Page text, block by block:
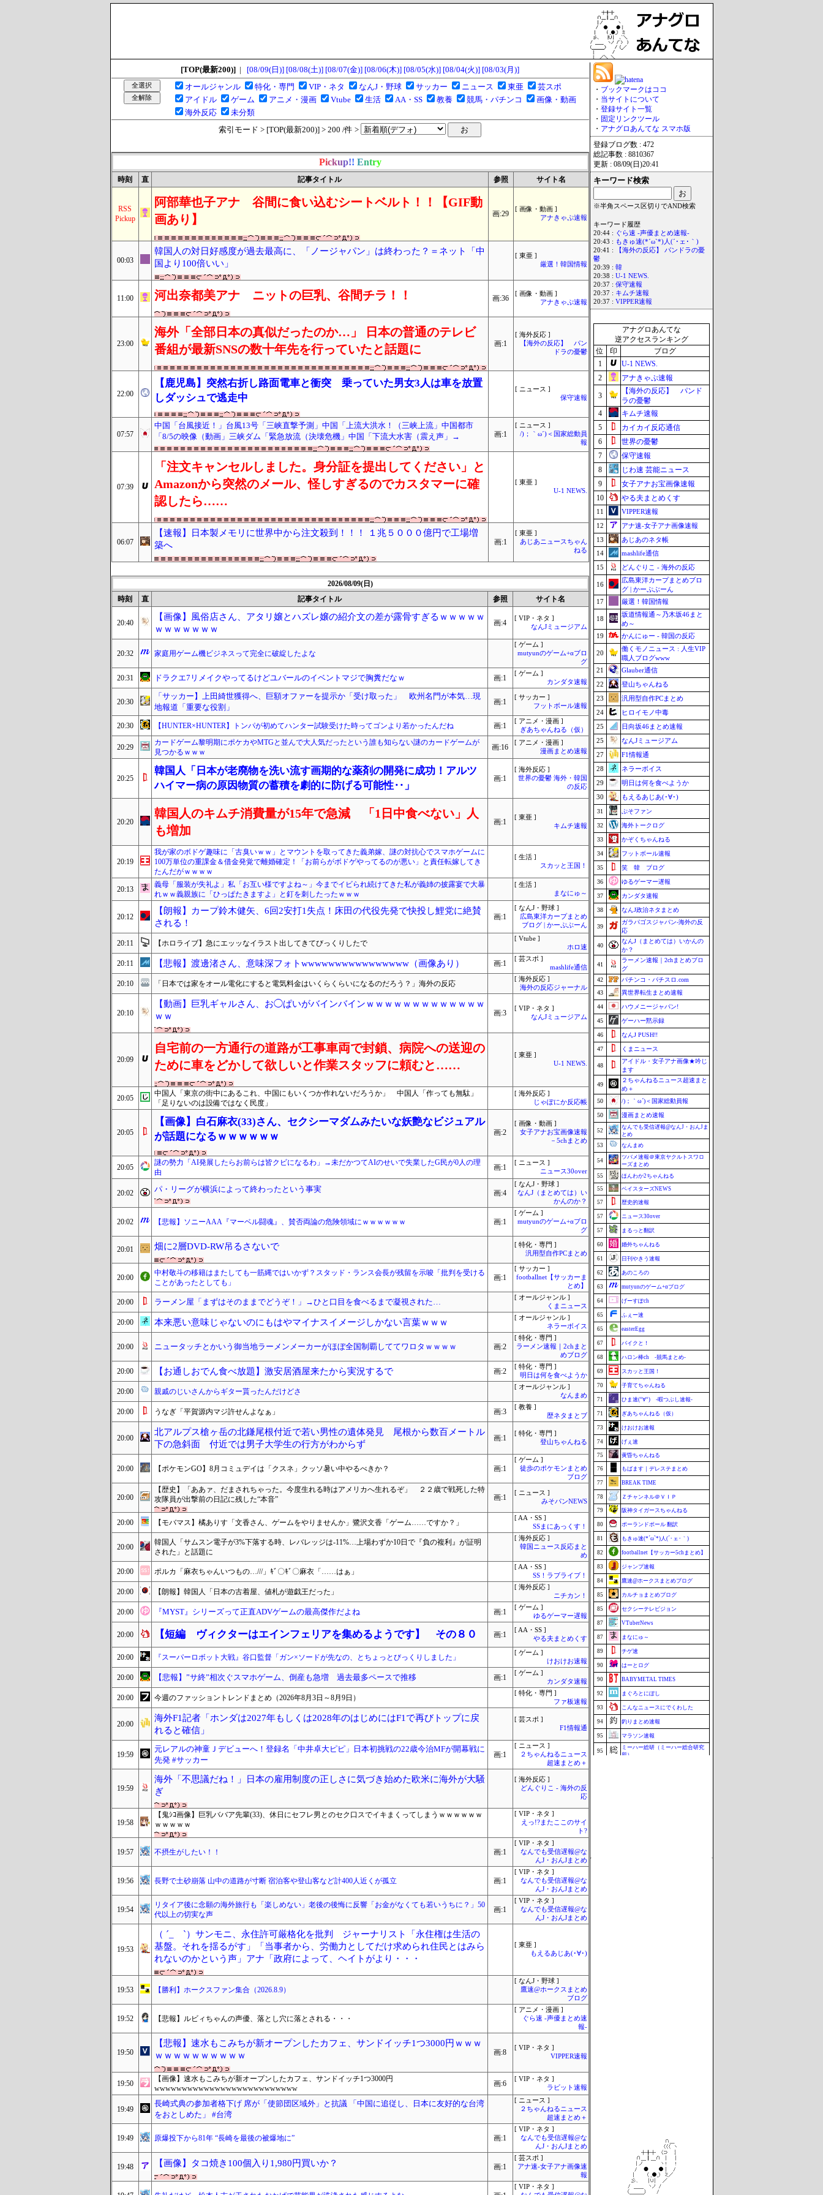
[TOP(最新200)] | [08/09(日)] [08/08(土)] [08/07(金)] [08/06(木)] [08/05(水)] [08/04(火)] [08/03(月)]
オールジャンル
特化・専門 VIP・ネタ なんJ・野球 サッカー ニュース 東亜
芸スポ
アイドル
ゲーム アニメ・漫画 Vtube 生活 AA・SS 教養 競馬・パチンコ
画像・動画
海外反応
未分類
索引モード > [TOP(最新200)] > 200 /件 >
Pickup!! Entry
時刻 直 記事タイトル 参照 サイト名
RSS
Pickup
阿部華也子アナ 谷間に食い込むシートベルト！！【GIF動
画あり】
画:29
[ 画像・動画 ]
アナきゃぷ速報
00:03
韓国人の対日好感度が過去最高に、「ノージャパン」は終わった？＝ネット「中
国より100倍いい」
[ 東亜 ]
厳選！韓国情報
11:00 河出奈都美アナ ニットの巨乳、谷間チラ！！ 画:36
[ 画像・動画 ]
アナきゃぷ速報
23:00
海外「全部日本の真似だったのか…」 日本の普通のテレビ
番組が最新SNSの数十年先を行っていたと話題に
画:1
[ 海外反応 ]
【海外の反応】 パン
ドラの憂鬱
22:00
【鹿児島】突然右折し路面電車と衝突 乗っていた男女3人は車を放置
しダッシュで逃走中
[ ニュース ]
保守速報
07:57
中国「台風接近！」台風13号「三峡直撃予測」中国「上流大洪水！（三峡上流」中国都市
「8/5の映像（動画」三峡ダム「緊急放流（決壊危機」中国「下流大水害（震え声」→
画:1
[ ニュース ]
/)；｀ω´)＜国家総動員
報
07:39
「注文キャンセルしました。身分証を提出してください」と
Amazonから突然のメール、怪しすぎるのでカスタマーに確
認したら……
[ 東亜 ]
U-1 NEWS.
06:07
【速報】日本製メモリに世界中から注文殺到！！！ １兆５０００億円で工場増
築へ
画:1
[ 東亜 ]
あじあニュースちゃん
ねる
2026/08/09(日)
時刻
直 記事タイトル 参照 サイト名
20:40
【画像】風俗店さん、アタリ嬢とハズレ嬢の紹介文の差が露骨すぎるｗｗｗｗｗ
ｗｗｗｗｗｗｗ
画:4
[ VIP・ネタ ]
なんJミュージアム
20:32 家庭用ゲーム機ビジネスって完全に破綻したよな
[ ゲーム ]
mutyunのゲーム+αブロ
グ
20:31 ドラクエ7リメイクやってるけどユバールのイベントマジで胸糞だなｗ 画:1
[ ゲーム ]
カンダタ速報
20:30
「サッカー】上田綺世獲得へ、巨額オファーを提示か「受け取った」 欧州名門が本気…現
地報道「重要な役割」
画:1
[ サッカー ]
フットボール速報
20:30 【HUNTER×HUNTER】トンパが初めてハンター試験受けた時ってゴンより若かったんだね 画:1
[ アニメ・漫画 ]
ぎあちゃんねる（仮）
20:29
カードゲーム黎明期にポケカやMTGと並んで大人気だったという誰も知らない謎のカードゲームが
見つかるｗｗｗ
画:16
[ アニメ・漫画 ]
漫画まとめ速報
20:25
韓国人「日本が老廃物を洗い流す画期的な薬剤の開発に成功！アルツ
ハイマー病の原因物質の蓄積を劇的に防げる可能性‥」
画:1
[ 海外反応 ]
世界の憂鬱 海外・韓国
の反応
20:20
韓国人のキムチ消費量が15年で急減 「1日中食べない」人
も増加
画:1
[ 東亜 ]
キムチ速報
20:19
我が家のボドゲ趣味に「古臭いｗｗ」とマウントを取ってきた義弟嫁、謎の対抗心でスマホゲームに
100万単位の重課金＆借金発覚で離婚確定！「お前らがボドゲやってるのが悪い」と責任転嫁してき
たんだがｗｗｗｗ
[ 生活 ]
スカッと王国！
20:13
義母「服装が失礼よ」私「お互い様ですよね～」今までイビられ続けてきた私が義姉の披露宴で大暴
れｗｗ義親族に「ひっぱたきますよ」と釘を刺したったｗｗｗ
[ 生活 ]
まなにゅ～
20:12
【朗報】カープ鈴木健矢、6回2安打1失点！床田の代役先発で快投し鯉党に絶賛
される！
画:1
[ なんJ・野球 ]
広島東洋カープまとめ
ブログ | かーぷぶーん
20:11 【ホロライブ】急にエッッなイラスト出してきてびっくりしたで
[ Vtube ]
ホロ速
20:11 【悲報】渡邊渚さん、意味深フォトwwwwwwwwwwwwwwww（画像あり） 画:1
[ 芸スポ ]
mashlife通信
20:10 「日本では家をオール電化にすると電気料金はいくらくらいになるのだろう？」海外の反応
[ 海外反応 ]
海外の反応ジャーナル
20:10
【動画】巨乳ギャルさん、お◯ぱいがバインバインｗｗｗｗｗｗｗｗｗｗｗｗｗ
ｗｗ
画:3
[ VIP・ネタ ]
なんJミュージアム
20:09
自宅前の一方通行の道路が工事車両で封鎖、病院への送迎の
ために車をどかして欲しいと作業スタッフに頼むと……
[ 東亜 ]
U-1 NEWS.
20:05
中国人「東京の街中にあるこれ、中国にもいくつか作れないだろうか」 中国人「作っても無駄」
「足りないのは設備ではなく民度」
[ 海外反応 ]
じゃぽにか反応帳
20:05
【画像】白石麻衣(33)さん、セクシーマダムみたいな妖艶なビジュアル
が話題になるｗｗｗｗｗｗ
画:2
[ 画像・動画 ]
女子アナお宝画像速報
－5chまとめ
20:05
謎の勢力「AI発展したらお前らは皆クビになるわ」→未だかつてAIのせいで失業したG民が0人の理
由
画:1
[ ニュース ]
ニュース30over
20:02 パ・リーグが横浜によって終わったという事実 画:4
[ なんJ・野球 ]
なんJ（まとめては）い
かんのか？
20:02 【悲報】ソニーAAA『マーベル闘魂』、賛否両論の危険領域にｗｗｗｗｗｗ 画:1
[ ゲーム ]
mutyunのゲーム+αブロ
グ
20:01 畑に2層DVD-RW吊るさないで
[ 特化・専門 ]
汎用型自作PCまとめ
20:00
中村敬斗の移籍はまたしても一筋縄ではいかず？スタッド・ランス会長が残留を示唆「批判を受ける
ことがあったとしても」
画:1
[ サッカー ]
footballnet【サッカーま
とめ】
20:00 ラーメン屋「まずはそのままでどうぞ！」→ひと口目を食べるまで凝視された…
[ オールジャンル ]
くまニュース
20:00 本来悪い意味じゃないのにもはやマイナスイメージしかない言葉ｗｗｗ
[ オールジャンル ]
ネラーボイス
20:00 ニュータッチとかいう御当地ラーメンメーカーがほぼ全国制覇しててワロタｗｗｗｗ 画:2
[ 特化・専門 ]
ラーメン速報｜2chまと
めブログ
20:00 【お通しおでん食べ放題】激安居酒屋来たから実況するで 画:2
[ 特化・専門 ]
明日は何を食べようか
20:00 親戚のじいさんからギター貰ったんだけどさ
[ オールジャンル ]
なんまめ
20:00 うなぎ「平賀源内マジ許せんよなぁ」 画:3
[ 教養 ]
歴ネタまとブ
20:00
北アルプス槍ヶ岳の北鎌尾根付近で若い男性の遺体発見 尾根から数百メートル
下の急斜面 付近では男子大学生の行方がわからず
画:1
[ 特化・専門 ]
登山ちゃんねる
20:00 【ポケモンGO】8月コミュデイは「クスネ」クッソ暑い中やるべきか？ 画:1
[ ゲーム ]
徒歩のポケモンまとめ
ブログ
20:00
【歴史】「ああァ、だまされちゃった。今度生れる時はアメリカへ生れるぞ」 ２２歳で戦死した特
攻隊員が出撃前の日記に残した“本音”
画:1
[ ニュース ]
みそパンNEWS
20:00 【モバマス】橘ありす「文香さん、ゲームをやりませんか」鷺沢文香「ゲーム……ですか？」
[ AA・SS ]
SSまにあっくす！
20:00
韓国人「サムスン電子が3%下落する時、レバレッジは-11%…上場わずか10日で『負の複利』が証明
された」と話題に
[ 海外反応 ]
韓国ニュース反応まと
め
20:00 ポルカ「麻衣ちゃんいつもの…///」ｷﾞ〇ｷﾞ〇麻衣「……はぁ」
[ AA・SS ]
SS！ラブライブ！
20:00 【朗報】韓国人「日本の古着屋、値札が遊戯王だった」
[ 海外反応 ]
ニチカン！
20:00 『MYST』シリーズって正直ADVゲームの最高傑作だよね 画:1
[ ゲーム ]
ゆるゲーマー遅報
20:00 【短編 ヴィクターはエインフェリアを集めるようです】 その８０ 画:1
[ AA・SS ]
やる夫まとめくす
20:00 『スーパーロボット大戦』谷口監督「ガン×ソードが先なの、とちょっとびっくりしました」
[ ゲーム ]
けおけお速報
20:00 【悲報】”サ終”相次ぐスマホゲーム、倒産も急増 過去最多ペースで推移 画:1
[ ゲーム ]
カンダタ速報
20:00 今週のファッショントレンドまとめ（2026年8月3日～8月9日）
[ 特化・専門 ]
ファ板速報
20:00
海外F1記者「ホンダは2027年もしくは2028年のはじめにはF1で再びトップに戻
れると確信」
[ 芸スポ ]
F1情報通
19:59
元レアルの神童Ｊデビューへ！登録名「中井卓大ピピ」日本初挑戦の22歳今治MFが開幕戦に
先発 #サッカー
画:1
[ ニュース ]
２ちゃんねるニュース
超速まとめ＋
19:59
海外「不思議だね！」日本の雇用制度の正しさに気づき始めた欧米に海外が大騒
ぎ
[ 海外反応 ]
どんぐりこ - 海外の反
応
19:58
【鬼ｼｺ画像】巨乳ババア先輩(33)、休日にセフレ男とのセク口スでイキまくってしまうｗｗｗｗｗｗ
ｗｗｗｗｗ
[ VIP・ネタ ]
えっ!?またここのサイ
ト?
19:57 不摂生がしたい！！ 画:1
[ VIP・ネタ ]
なんでも受信遅報@な
んJ・おんJまとめ
19:56 長野で土砂崩落 山中の道路が寸断 宿泊客や登山客など計400人近くが孤立 画:1
[ VIP・ネタ ]
なんでも受信遅報@な
んJ・おんJまとめ
19:54
リタイア後に念願の海外旅行も「楽しめない」老後の後悔に反響「お金がなくても若いうちに？」50
代以上の切実な声
画:1
[ VIP・ネタ ]
なんでも受信遅報@な
んJ・おんJまとめ
19:53
（ ´_ゝ`）サンモニ、永住許可厳格化を批判 ジャーナリスト「永住権は生活の
基盤。それを揺るがす」「当事者から、労働力としてだけ求められ住民とはみら
れないのかという声」アナ「政府によって、ヘイトがより・・・
[ 東亜 ]
もえるあじあ(･∀･)
19:53 【勝利】ホークスファン集合（2026.8.9）
[ なんJ・野球 ]
鷹速@ホークスまとめ
ブログ
19:52 【悲報】ルビィちゃんの声優、落とし穴に落とされる・・・
[ アニメ・漫画 ]
ぐら速 -声優まとめ速
報-
19:50
【悲報】速水もこみちが新オープンしたカフェ、サンドイッチ1つ3000円ｗｗｗ
ｗｗｗｗｗｗｗｗｗｗ
画:8
[ VIP・ネタ ]
VIPPER速報
19:50
【画像】速水もこみちが新オープンしたカフェ、サンドイッチ1つ3000円
wwwwwwwwwwwwwwwwwwwwwwwwww
画:6
[ VIP・ネタ ]
ラビット速報
19:49
長崎式典の参加者格下げ 席が「使節団区域外」と抗議 「中国に追従し、日本に友好的な台湾
をおとしめた」 #台湾
[ ニュース ]
２ちゃんねるニュース
超速まとめ＋
19:49 原爆投下から81年 “長崎を最後の被爆地に” 画:1
[ VIP・ネタ ]
なんでも受信遅報@な
んJ・おんJまとめ
19:48 【画像】タコ焼き100個入り1,980円買いか？ 画:1
[ 芸スポ ]
アナ速‐女子アナ画像速
報
[ VIP・ネタ ]
・ ブックマークはココ
・ 当サイトについて
・ 登録サイト一覧
・ 固定リンクツール
・ アナグロあんてな スマホ版
登録ブログ数 : 472
総記事数 : 8810367
更新 : 08/09(日)20:41
キーワード検索
※半角スペース区切りでAND検索
キーワード履歴
20:44 : ぐら速 -声優まとめ速報-
20:43 : もきゅ速(*´ω`*)人(´･ェ･｀)
20:41 :
【海外の反応】 パンドラの憂
鬱
20:39 : 韓
20:38 : U-1 NEWS.
20:37 : 保守速報
20:37 : キムチ速報
20:37 : VIPPER速報
アナグロあんてな
逆アクセスランキング
位
印
ブログ
1
U-1 NEWS.
2
アナきゃぷ速報
3
【海外の反応】 パンド
ラの憂鬱
4
キムチ速報
5
カイカイ反応通信
6
世界の憂鬱
7
保守速報
8
じわ速 芸能ニュース
9
女子アナお宝画像速報
10
やる夫まとめくす
11
VIPPER速報
12
アナ速‐女子アナ画像速報
13
あじあのネタ帳
14
mashlife通信
15
どんぐりこ - 海外の反応
16
広島東洋カープまとめブロ
グ | かーぷぶーん
17
厳選！韓国情報
18
坂道情報通～乃木坂46まと
め～
19
かんにゅー - 韓国の反応
20
働くモノニュース : 人生VIP
職人ブログwww
21
Glauber通信
22
登山ちゃんねる
23
汎用型自作PCまとめ
24
ヒロイモノ中毒
25
日向坂46まとめ速報
25
なんJミュージアム
27
F1情報通
28
ネラーボイス
29
明日は何を食べようか
30
もえるあじあ(･∀･)
31 ぷそファン
32 海外トークログ
33 かぞくちゃんねる
34 フットボール速報
35 笑 韓 ブログ
36 ゆるゲーマー遅報
37 カンダタ速報
38 なんJ政治ネタまとめ
39
ガラパゴスジャパン-海外の反
応
40
なんJ（まとめては）いかんの
か？
41
ラーメン速報｜2chまとめブロ
グ
42
パチンコ・パチスロ.com
43
異世界転生まとめ速報
44 ハウメニージャパン!
45 ゲーハー黙示録
46 なんJ PUSH!!
47 くまニュース
48
アイドル・女子アナ画像★吟じ
ます
49
２ちゃんねるニュース超速まと
め＋
50
/)；｀ω´)＜国家総動員報
50 漫画まとめ速報
52
なんでも受信遅報@なんJ・おんJま
とめ
53
なんまめ
54
ツバメ速報＠東京ヤクルトスワロ
ーズまとめ
55
ほんわか2ちゃんねる
55 ベイスターズNEWS
57 歴史的速報
57 ニュース30over
57 まるっと翻訳
60 婚外ちゃんねる
61 日刊やきう速報
62 あのころの
63 mutyunのゲーム+αブログ
64 げーすぽch
65 ふぇー速
65 easterEgg
67 バイクと！
68 ハロン棒ch -競馬まとめ-
69 スカッと王国！
70 子育てちゃんねる
71 ひま速(°∀°) -暇つぶし速報-
71 ぎあちゃんねる（仮）
73 けおけお速報
74 げぇ速
75 黄昏ちゃんねる
76 もばます｜デレステまとめ
77 BREAK TIME
78 Ｚチャンネル＠ＶＩＰ
79 阪神タイガースちゃんねる
80 ポーランドボール 翻訳
81 もきゅ速(*´ω`*)人(´･ェ･｀)
82 footballnet【サッカー5chまとめ】
83 ジャンプ速報
84 鷹速@ホークスまとめブログ
85 カルチョまとめブログ
85 セクシーテレビジョン
87 VTuberNews
87 まなにゅ～
89 チゲ速
90 はーとログ
90 BABYMETAL TIMES
92 まぐろとにぼし
93 こんなニュースにでくわした
94 釣りまとめ速報
95 マラソン速報
95
ミーハー総研（ミーハー総合研究
所）